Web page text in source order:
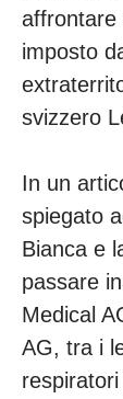
affrontare
imposto
svizzero
In un
spiegato
Bianca e
passare
Medical
AG, tra i